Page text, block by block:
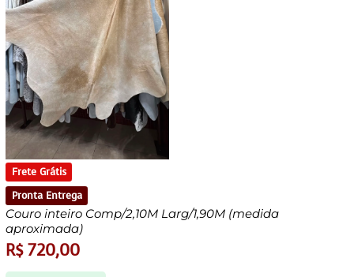
Frete Grátis
Pronta Entrega
Couro inteiro Comp/2,10M Larg/1,90M (medida
aproximada)
R$720,00